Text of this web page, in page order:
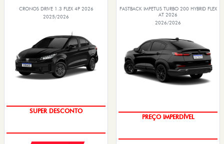
CRONOS DRIVE 1.3 FLEX 4P 2026
2025/2026
SUPER DESCONTO
FASTBACK IMPETUS TURBO 200 HYBRID FLEX
AT 2026
2026/2026
PREÇO IMPERDÍVEL